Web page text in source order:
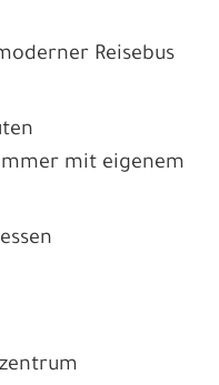
Reisebus
mit eigenem